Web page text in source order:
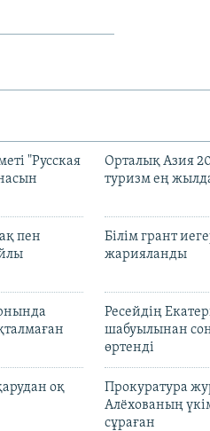
"Русская
Орталық Азия
туризм ең
пен
Білім грант
жарияланды
Ресейдің
шабуылынан
өртенді
оқ
Прокуратура
Алёхованың
сұраған